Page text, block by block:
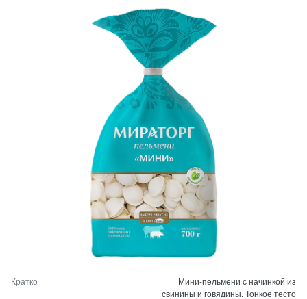
Кратко
Мини-пельмени с начинкой из
свинины и говядины. Тонкое тесто